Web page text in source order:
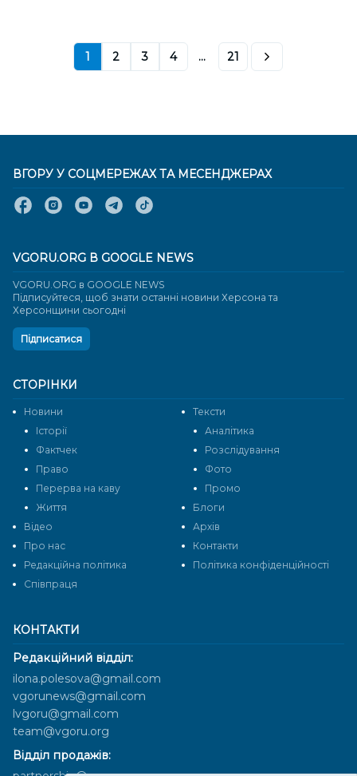
1 2 3 4 ... 21
КОНТАКТИ
Редакційний відділ:
ilona.polesova@gmail.com
vgorunews@gmail.com
lvgoru@gmail.com
team@vgoru.org
Відділ продажів:
СТОРІНКИ
Новини
Тексти
Історії
Аналітика
Фактчек
Розслідування
Право
Фото
Перерва на каву
Промо
Життя
Блоги
Відео
Архів
Про нас
Контакти
Редакційна політика
Політика конфіденційності
Cпівпраця
ВГОРУ У СОЦМЕРЕЖАХ ТА МЕСЕНДЖЕРАХ
VGORU.ORG В GOOGLE NEWS
VGORU.ORG в GOOGLE NEWS
Підписуйтеся, щоб знати останні новини Херсона та
Херсонщини сьогодні
Підписатися